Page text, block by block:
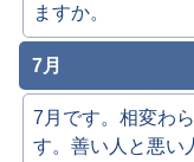
ますか。
7月
7月です。相変わ
す。善い人と悪い